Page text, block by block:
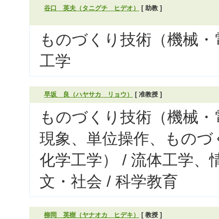
谷口 英夫（タニグチ ヒデオ） [ 助教 ]
ものづくり技術（機械
工学
早坂 良（ハヤサカ リョウ） [ 准教授 ]
ものづくり技術（機械
現象、単位操作、もの
化学工学） / 流体工学、
文・社会 / 科学教育
柳岡 英樹（ヤナオカ ヒデキ） [ 教授 ]